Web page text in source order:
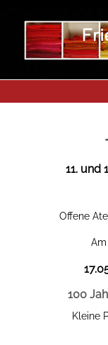
11. und
Offene
100
Kleine